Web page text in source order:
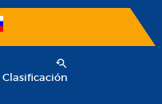
Clasificación